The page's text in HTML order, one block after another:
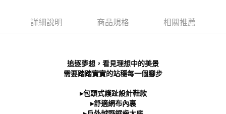
※ 交易是否成功請以「AFTEE先享後付 」之結帳頁面顯示為準，若有關於
１．透過由恩沛科技股份有限公司提供之「AFTEE先享後付」服務完成之交
易，需依本服務之必要範圍內提供個人資料，並將交易相關給付款項請求債
２．關於個人資料處理事宜，請瀏覽以下網址：
https://aftee.tw/terms/#terms3
付款後 7-11取貨
每筆NT$90，滿NT$999(含以上)免運費
詳細說明 商品規格 相關推薦
追逐夢想，看見理想中的美景
需要踏踏實實的站穩每一個腳步
▸包頭式護趾設計鞋款
▸舒適網布內裏